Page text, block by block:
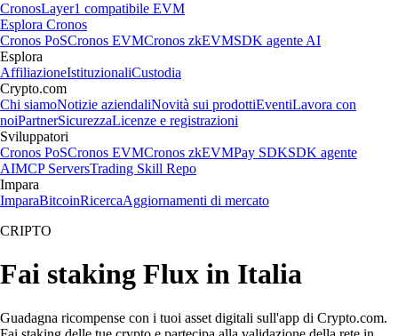
CronosLayer1 compatibile EVM
Esplora Cronos
Cronos PoSCronos EVMCronos zkEVMSDK agente AI
Esplora
AffiliazioneIstituzionaliCustodia
Crypto.com
Chi siamoNotizie aziendaliNovità sui prodottiEventiLavora con
noiPartnerSicurezzaLicenze e registrazioni
Sviluppatori
Cronos PoSCronos EVMCronos zkEVMPay SDKSDK agente
AIMCP ServersTrading Skill Repo
Impara
ImparaBitcoinRicercaAggiornamenti di mercato
CRIPTO
Fai staking Flux in Italia
Guadagna ricompense con i tuoi asset digitali sull'app di Crypto.com.